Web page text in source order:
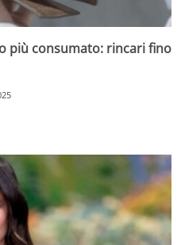
più consumato: rincari fino